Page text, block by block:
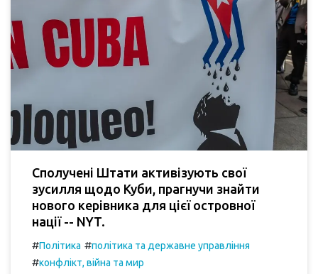
Сполучені Штати активізують свої
зусилля щодо Куби, прагнучи знайти
нового керівника для цієї островної
нації -- NYT.
#Політика #політика та державне управління
#конфлікт, війна та мир